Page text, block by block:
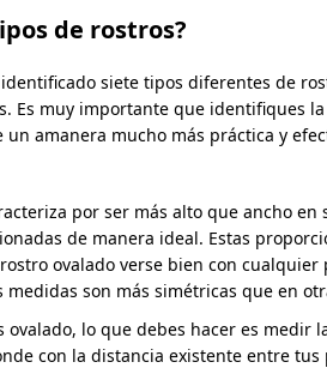
de rostros?
siete tipos diferentes de
Es muy importante que identifiques
amanera mucho más práctica y
por ser más alto que ancho en
de manera ideal. Estas
ovalado verse bien con cualquier
medidas son más simétricas que en
ovalado, lo que debes hacer es medir
con la distancia existente entre